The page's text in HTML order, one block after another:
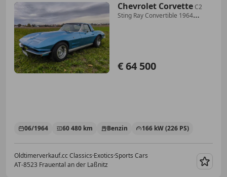
Chevrolet CorvetteC2
Sting Ray Convertible 1964
€ 64 500
06/1964 60 480 km Benzin 166 kW (226 PS)
Oldtimerverkauf.cc Classics·Exotics·Sports Cars
AT-8523 Frauental an der Laßnitz